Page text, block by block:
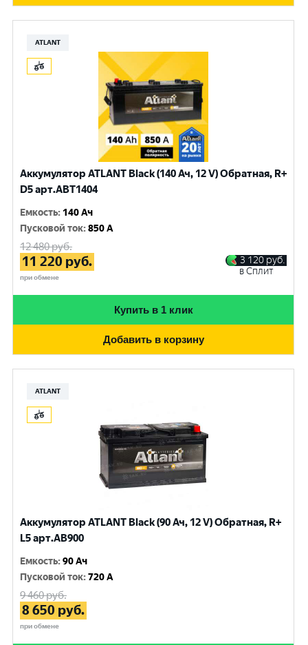
ATLANT
Аккумулятор ATLANT Black (140 Ач, 12 V) Обратная, R+
D5 арт.ABT1404
Емкость: 140 Ач
Пусковой ток:850 A
12 480руб.
11 220 руб.
при обмене
3 120 руб.
в Сплит
Купить в 1 клик
Добавить в корзину
ATLANT
Аккумулятор ATLANT Black (90 Ач, 12 V) Обратная, R+
L5 арт.AB900
Емкость:90 Ач
Пусковой ток:720 A
9 460руб.
8 650 руб.
при обмене